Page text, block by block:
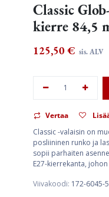
Classic
kierre 84,5
125,50 € sis. ALV
Vertaa
Classic -valaisin on
posliininen runko ja
sopii parhaiten
E27-kierrekanta,
Viivakoodi: 172-6045-